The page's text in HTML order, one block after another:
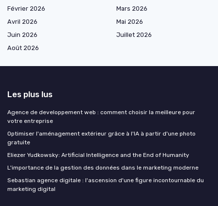
Février 2026
Mars 2026
Avril 2026
Mai 2026
Juin 2026
Juillet 2026
Août 2026
Les plus lus
Agence de developpement web : comment choisir la meilleure pour
votre entreprise
Optimiser l'aménagement extérieur grâce à l'IA à partir d'une photo
gratuite
Eliezer Yudkowsky: Artificial Intelligence and the End of Humanity
L'importance de la gestion des données dans le marketing moderne
Sebastian agence digitale : l'ascension d'une figure incontournable du
marketing digital